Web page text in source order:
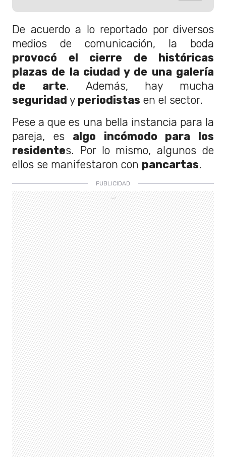
De acuerdo a lo reportado por diversos
medios de comunicación, la boda
provocó el cierre de históricas
plazas de la ciudad y de una galería
de arte. Además, hay mucha
seguridad y periodistas en el sector.
Pese a que es una bella instancia para la
pareja, es algo incómodo para los
residentes. Por lo mismo, algunos de
ellos se manifestaron con pancartas.